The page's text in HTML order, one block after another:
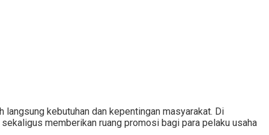
kebutuhan dan kepentingan masyarakat. Di
memberikan ruang promosi bagi para pelaku usaha